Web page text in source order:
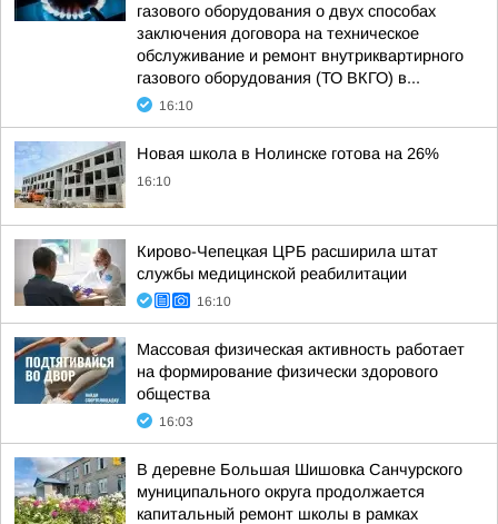
газового оборудования о двух способах
заключения договора на техническое
обслуживание и ремонт внутриквартирного
газового оборудования (ТО ВКГО) в...
16:10
Новая школа в Нолинске готова на 26%
16:10
Кирово-Чепецкая ЦРБ расширила штат
службы медицинской реабилитации
16:10
Массовая физическая активность работает
на формирование физически здорового
общества
16:03
В деревне Большая Шишовка Санчурского
муниципального округа продолжается
капитальный ремонт школы в рамках